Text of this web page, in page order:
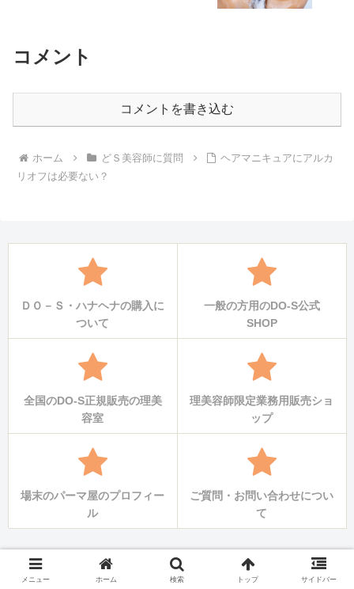
コメント
コメントを書き込む
ホーム どＳ美容師に質問
ヘアマニキュアにアルカ
リオフは必要ない？
ＤＯ－Ｓ・ハナヘナの購入に
ついて
一般の方用のDO-S公式
SHOP
全国のDO-S正規販売の理美
容室
理美容師限定業務用販売ショ
ップ
場末のパーマ屋のプロフィー
ル
ご質問・お問い合わせについ
て
メニュー ホーム 検索 トップ サイドバー